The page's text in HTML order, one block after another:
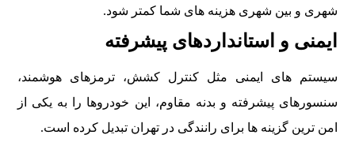
شهری و بين شهری هزينه های شما کمتر شود.
ايمنی و استانداردهای پيشرفته
سيستم های ايمنی مثل کنترل کشش، ترمزهای هوشمند،
سنسورهای پيشرفته و بدنه مقاوم، اين خودروها را به يکی از
امن ترين گزينه ها برای رانندگی در تهران تبديل کرده است.